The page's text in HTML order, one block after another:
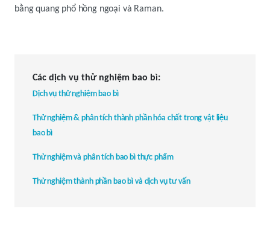
bằng quang phổ hồng ngoại và Raman.
Các dịch vụ thử nghiệm bao bì:
Dịch vụ thử nghiệm bao bì
Thử nghiệm & phân tích thành phần hóa chất trong vật liệu
bao bì
Thử nghiệm và phân tích bao bì thực phẩm
Thử nghiệm thành phần bao bì và dịch vụ tư vấn